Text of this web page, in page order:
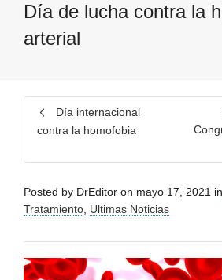
Día de lucha contra la
arterial
Día internacional
contra la homofobia
Posted by DrEditor on mayo 17, 2021 in
Tratamiento Ultimas Noticias